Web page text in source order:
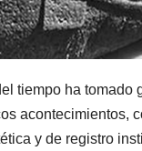
tiempo ha
acontecimientos,
y de registro